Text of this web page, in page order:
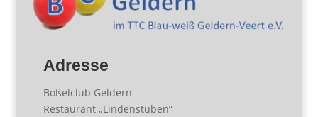
Adresse
Boßelclub Geldern
Restaurant „Lindenstuben“